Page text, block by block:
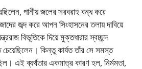
পানীয় জলের সরবরাহ বন্ধ করে
জব্দ করে আপন সিংহাসনের তলায় দাবিয়ে
বিভূতিকে দিয়ে মুক্তধারার স্বচ্ছন্দ
চেয়েছিলেন। কিন্তু কার্যত তাঁর সে সমস্ত
এই ব্যর্থতার একমাত্র কারণ হল, নির্মমতা,